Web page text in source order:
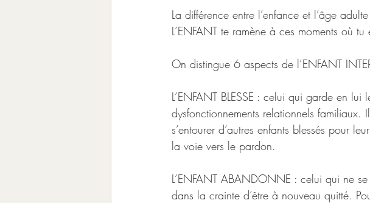
La différence entre l’enfance et l’âge
L’ENFANT te ramène à ces moments où
On distingue 6 aspects de l’ENFANT
L’ENFANT BLESSE : celui qui garde en
dysfonctionnements relationnels
s’entourer d’autres enfants blessés pour
la voie vers le pardon.
L’ENFANT ABANDONNE : celui qui ne
dans la crainte d’être à nouveau quitté.